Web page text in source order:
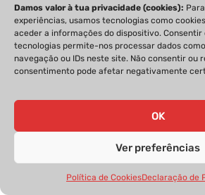
Damos valor à tua privacidade (cookies):
experiências, usamos tecnologias como
aceder a informações do dispositivo. Consentir
tecnologias permite-nos processar dados
navegação ou IDs neste site. Não consentir ou
consentimento pode afetar negativamente
OK
Ver preferências
Política de CookiesDeclaração de